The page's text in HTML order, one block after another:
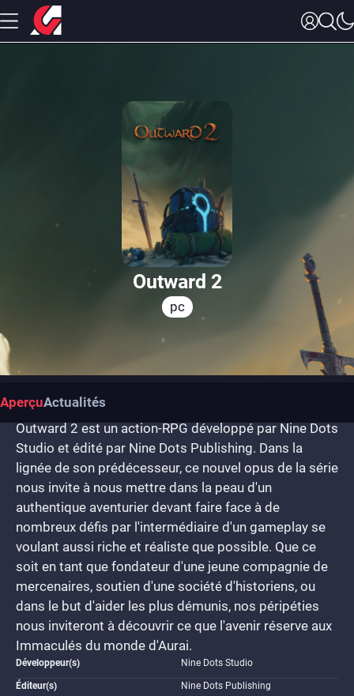
Outward 2
pc
AperçuActualités
Outward 2 est un action-RPG développé par Nine Dots
Studio et édité par Nine Dots Publishing. Dans la
lignée de son prédécesseur, ce nouvel opus de la série
nous invite à nous mettre dans la peau d'un
authentique aventurier devant faire face à de
nombreux défis par l'intermédiaire d'un gameplay se
voulant aussi riche et réaliste que possible. Que ce
soit en tant que fondateur d'une jeune compagnie de
mercenaires, soutien d'une société d'historiens, ou
dans le but d'aider les plus démunis, nos péripéties
nous inviteront à découvrir ce que l'avenir réserve aux
Immaculés du monde d'Aurai.
Développeur(s) Nine Dots Studio
Éditeur(s) Nine Dots Publishing